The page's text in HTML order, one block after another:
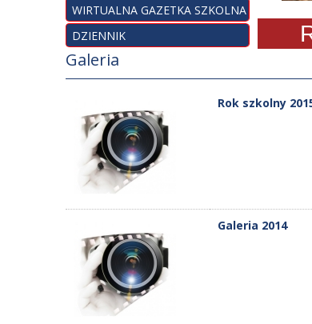
WIRTUALNA GAZETKA SZKOLNA
DZIENNIK
Galeria
Rok szkolny
Galeria 2014